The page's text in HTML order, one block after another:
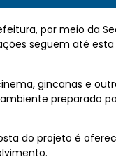
por meio da
seguem até
gincanas e
preparado
do projeto é